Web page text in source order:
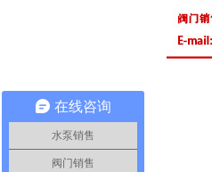
在线咨询
水泵销售
阀门销售